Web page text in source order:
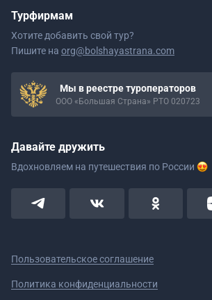
Турфирмам
Хотите добавить свой тур?
Пишите на org@bolshayastrana.com
Мы в реестре туроператоров
ООО «Большая Страна» РТО 020723
Давайте дружить
Вдохновляем на путешествия по России
Пользовательское соглашение
Политика конфиденциальности